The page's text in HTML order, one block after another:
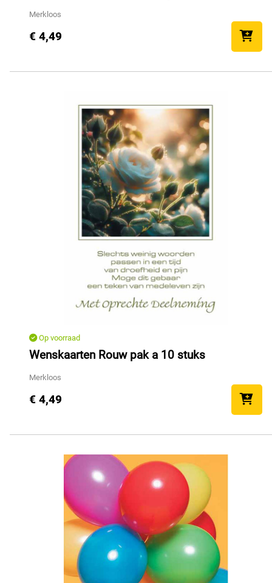
Merkloos
€ 4,49
Op voorraad
Wenskaarten Rouw pak a 10 stuks
Merkloos
€ 4,49